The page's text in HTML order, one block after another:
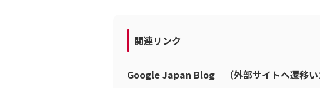
関連リンク
Google Japan Blog （外部サイトへ遷移い